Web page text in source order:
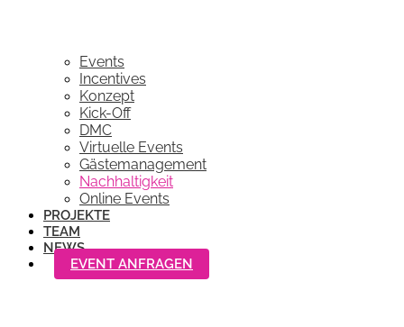
Events
Incentives
Konzept
Kick-Off
DMC
Virtuelle Events
Gästemanagement
Nachhaltigkeit
Online Events
PROJEKTE
TEAM
NEWS
EVENT ANFRAGEN